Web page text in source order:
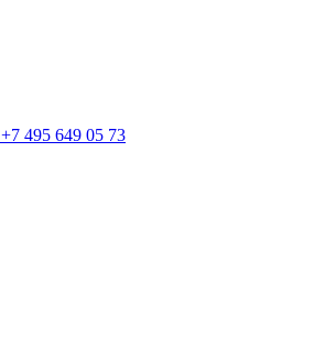
+7 495 649 05 73